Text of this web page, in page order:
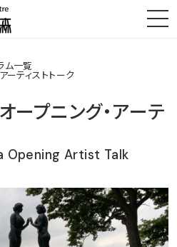
ム一覧
ーティストトーク
ープニング・アーテ
Opening Artist Talk